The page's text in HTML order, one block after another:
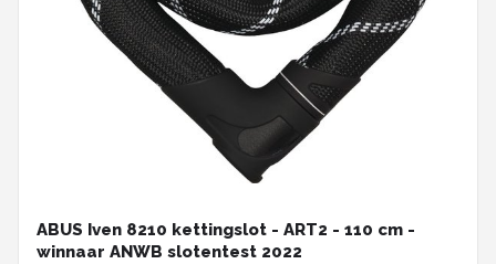
ABUS Iven 8210 kettingslot - ART2 - 110 cm -
winnaar ANWB slotentest 2022